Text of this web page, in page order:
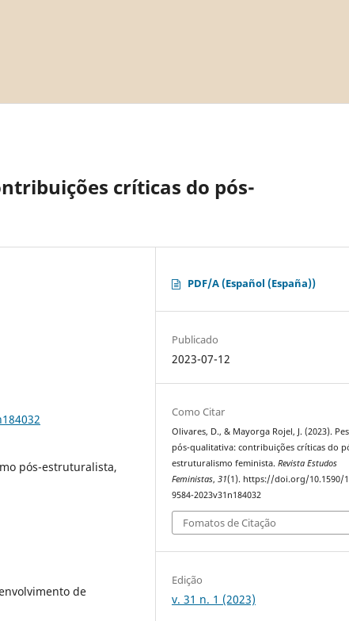
críticas do pós-
pós-estruturalista,
de
PDF/A (Español (España))
Publicado
2023-07-12
Como Citar
Olivares, D., & Mayorga Rojel, J. (2023).
pós-qualitativa: contribuições críticas do
estruturalismo feminista.Revista Estudos
Feministas,31(1). https://doi.org/10.1590/
9584-2023v31n184032
Fomatos de Citação
Edição
v. 31 n. 1 (2023)